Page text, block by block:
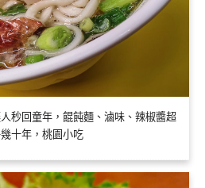
秒回童年，餛飩麵、滷味、辣椒醬超
十年，桃園小吃